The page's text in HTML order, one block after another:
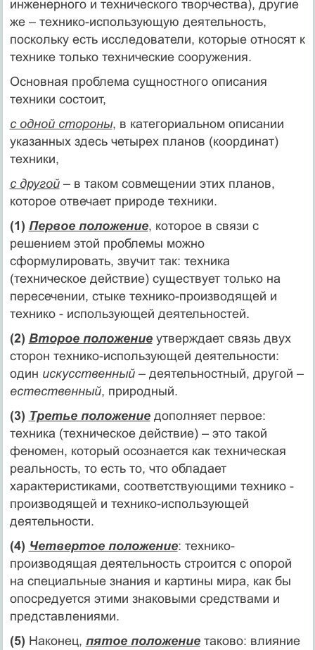
инженерного и технического творчества), другие
же – технико-использующую деятельность,
поскольку есть исследователи, которые относят к
технике только технические сооружения.
Основная проблема сущностного описания
техники состоит,
с одной стороны, в категориальном описании
указанных здесь четырех планов (координат)
техники,
с другой– в таком совмещении этих планов,
которое отвечает природе техники.
(1) Первое положение, которое в связи с
решением этой проблемы можно
сформулировать, звучит так: техника
(техническое действие) существует только на
пересечении, стыке технико-производящей и
технико - использующей деятельностей.
(2) Второе положениеутверждает связь двух
сторон технико-использующей деятельности:
один искусственный– деятельностный, другой –
естественный, природный.
(3) Третье положениедополняет первое:
техника (техническое действие) – это такой
феномен, который осознается как техническая
реальность, то есть то, что обладает
характеристиками, соответствующими технико -
производящей и технико-использующей
деятельности.
(4) Четвертое положение: технико-
производящая деятельность строится с опорой
на специальные знания и картины мира, как бы
опосредуется этими знаковыми средствами и
представлениями.
(5) Наконец, пятое положениетаково: влияние